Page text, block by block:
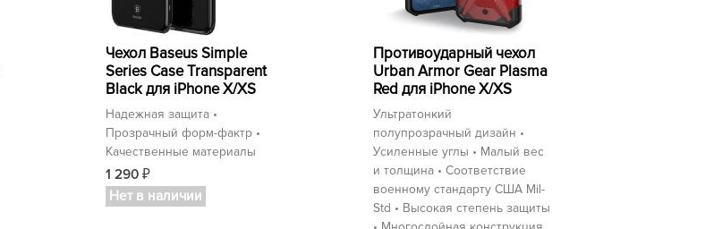
Чехол Baseus Simple
Series Case Transparent
Black для iPhone X/XS
Надежная защита •
Прозрачный форм-фактр •
Качественные материалы
1 290 ₽
Нет в наличии
Противоударный чехол
Urban Armor Gear Plasma
Red для iPhone X/XS
Ультратонкий
полупрозрачный дизайн •
Усиленные углы • Малый вес
и толщина • Соответствие
военному стандарту США Mil-
Std • Высокая степень защиты